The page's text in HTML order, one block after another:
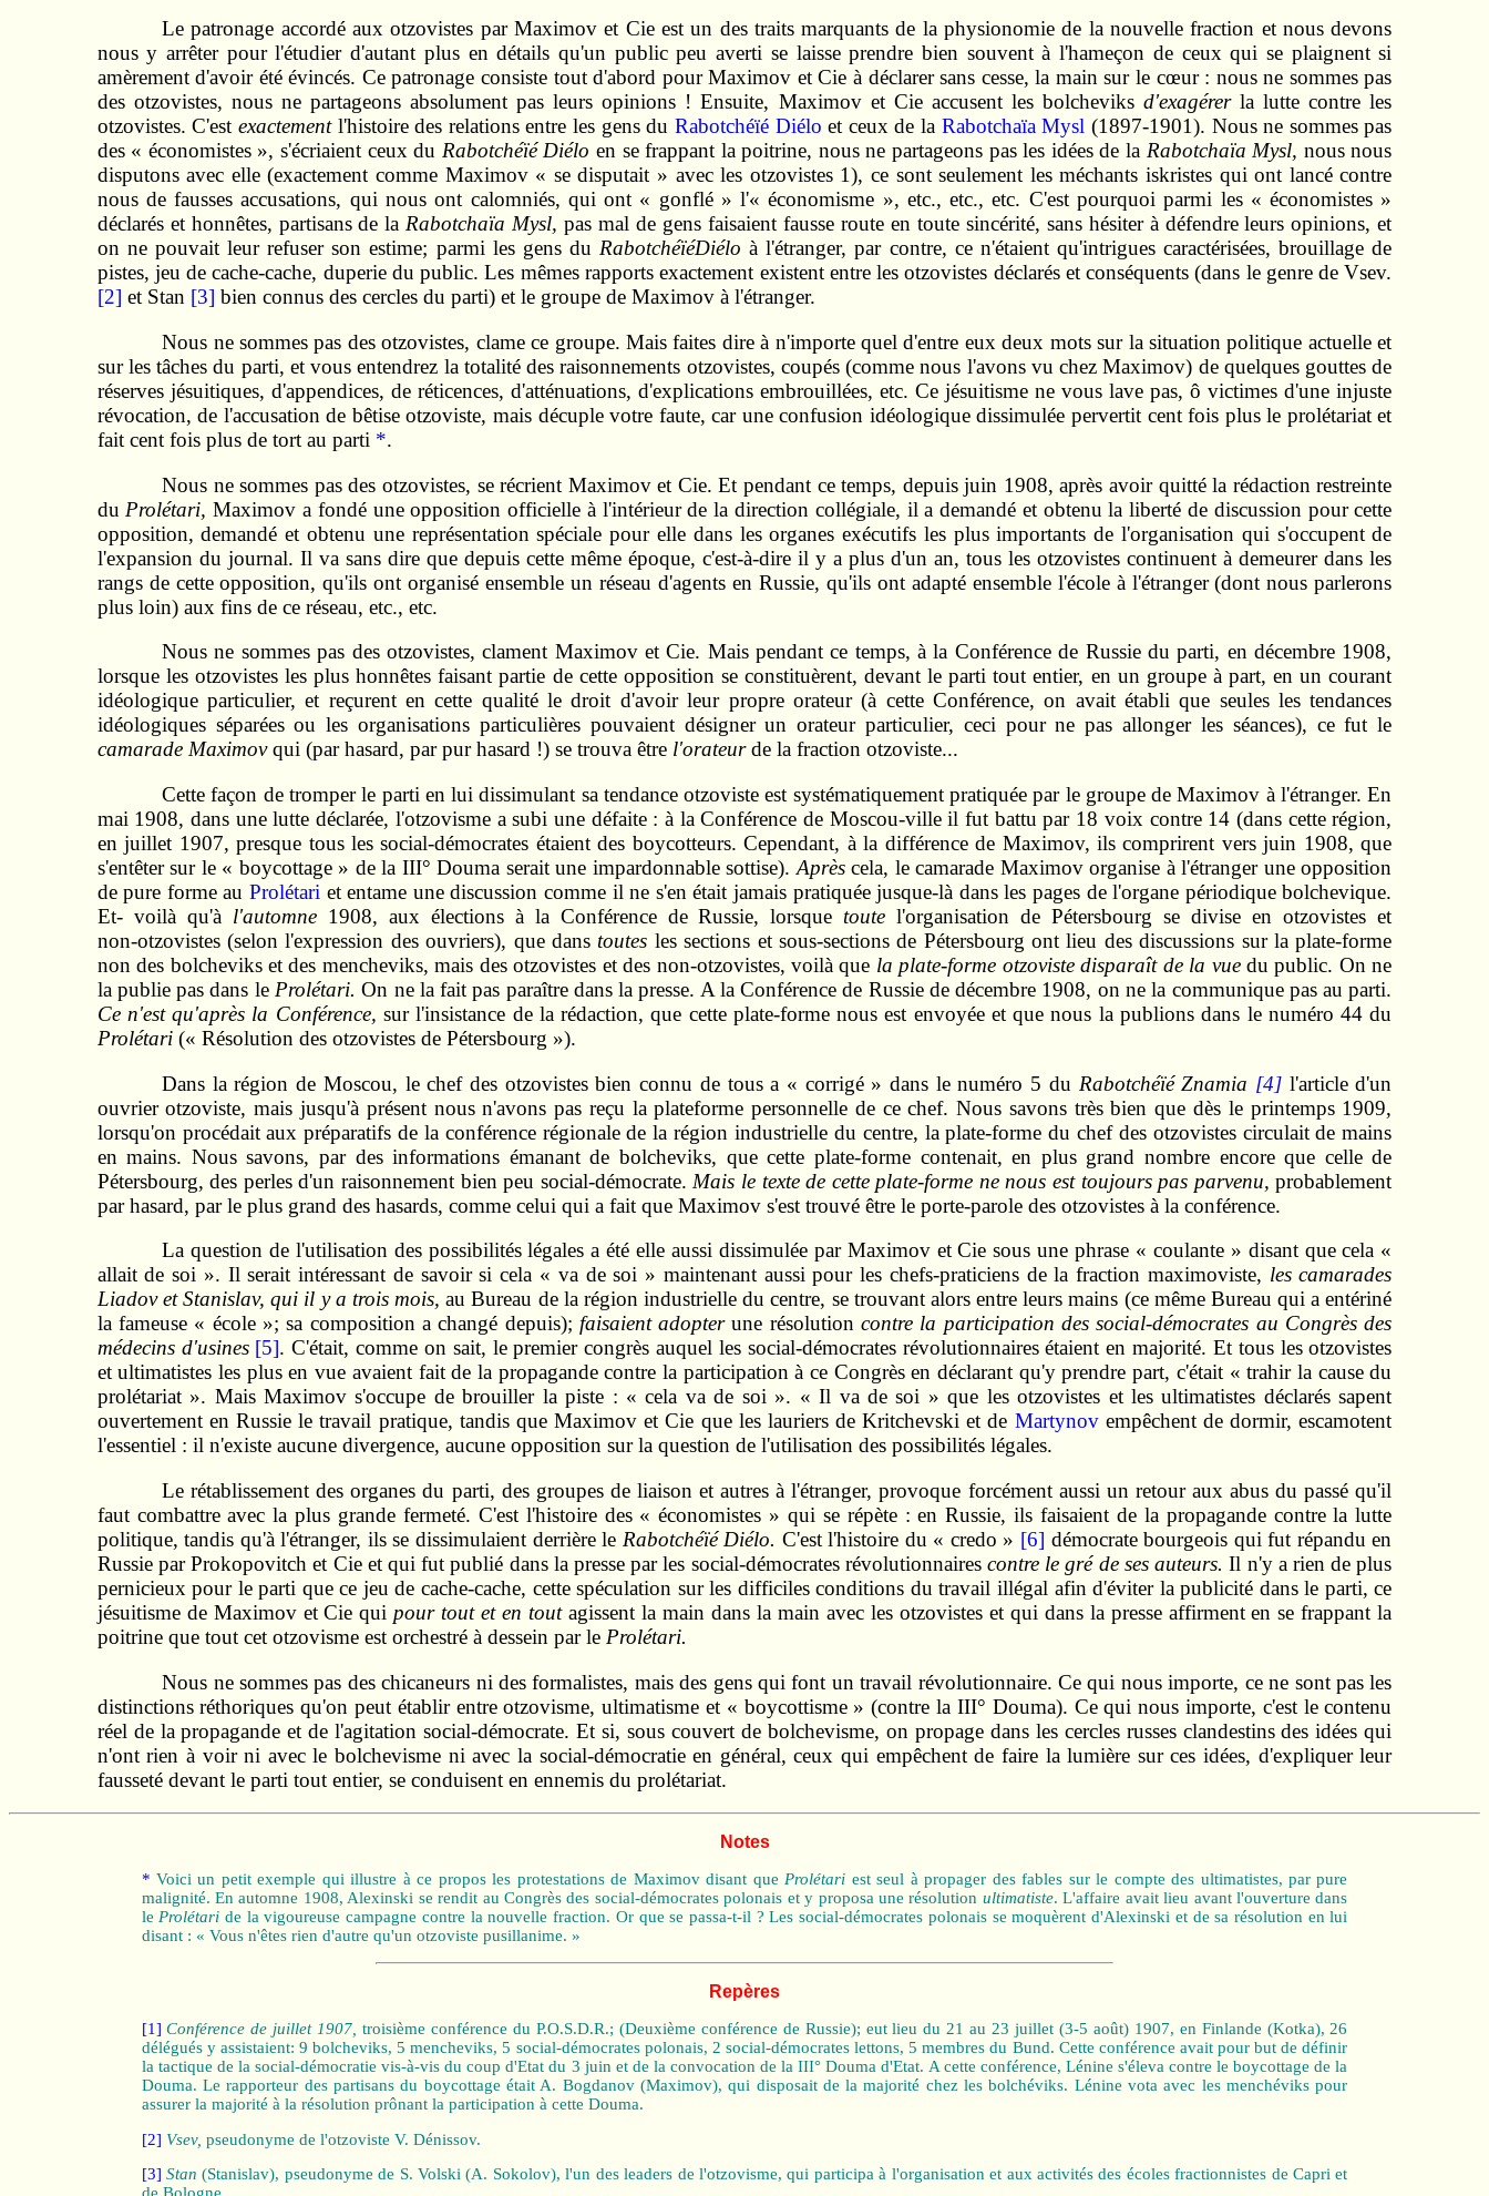
Le patronage accordé aux otzovistes par Maximov et Cie est un des traits marquants de la physionomie de la nouvelle fraction et nous devons
nous y arrêter pour l'étudier d'autant plus en détails qu'un public peu averti se laisse prendre bien souvent à l'hameçon de ceux qui se plaignent si
amèrement d'avoir été évincés. Ce patronage consiste tout d'abord pour Maximov et Cie à déclarer sans cesse, la main sur le cœur : nous ne sommes pas
des otzovistes, nous ne partageons absolument pas leurs opinions ! Ensuite, Maximov et Cie accusent les bolcheviksd'exagérerla lutte contre les
otzovistes. C'est exactement l'histoire des relations entre les gens du Rabotchéïé Diélo et ceux de la Rabotchaïa Mysl (1897‑1901). Nous ne sommes pas
des « économistes », s'écriaient ceux du Rabotchéïé Diélo en se frappant la poitrine, nous ne partageons pas les idées de la Rabotchaïa Mysl, nous nous
disputons avec elle (exactement comme Maximov « se disputait » avec les otzovistes 1), ce sont seulement les méchants iskristes qui ont lancé contre
nous de fausses accusations, qui nous ont calomniés, qui ont « gonflé » l'« économisme », etc., etc., etc. C'est pourquoi parmi les « économistes »
déclarés et honnêtes, partisans de laRabotchaïa Mysl,pas mal de gens faisaient fausse route en toute sincérité, sans hésiter à défendre leurs opinions, et
on ne pouvait leur refuser son estime; parmi les gens duRabotchéïéDiéloà l'étranger, par contre, ce n'étaient qu'intrigues caractérisées, brouillage de
pistes, jeu de cache‑cache, duperie du public. Les mêmes rapports exactement existent entre les otzovistes déclarés et conséquents (dans le genre de Vsev.
[2] et Stan [3] bien connus des cercles du parti) et le groupe de Maximov à l'étranger.
Nous ne sommes pas des otzovistes, clame ce groupe. Mais faites dire à n'importe quel d'entre eux deux mots sur la situation politique actuelle et
sur les tâches du parti, et vous entendrez la totalité des raisonnements otzovistes, coupés (comme nous l'avons vu chez Maximov) de quelques gouttes de
réserves jésuitiques, d'appendices, de réticences, d'atténuations, d'explications embrouillées, etc. Ce jésuitisme ne vous lave pas, ô victimes d'une injuste
révocation, de l'accusation de bêtise otzoviste, mais décuple votre faute, car une confusion idéologique dissimulée pervertit cent fois plus le prolétariat et
fait cent fois plus de tort au parti *.
Nous ne sommes pas des otzovistes, se récrient Maximov et Cie. Et pendant ce temps, depuis juin 1908, après avoir quitté la rédaction restreinte
du Prolétari,Maximov a fondé une opposition officielle à l'intérieur de la direction collégiale, il a demandé et obtenu la liberté de discussion pour cette
opposition, demandé et obtenu une représentation spéciale pour elle dans les organes exécutifs les plus importants de l'organisation qui s'occupent de
l'expansion du journal. Il va sans dire que depuis cette même époque, c'est‑à‑dire il y a plus d'un an, tous les otzovistes continuent à demeurer dans les
rangs de cette opposition, qu'ils ont organisé ensemble un réseau d'agents en Russie, qu'ils ont adapté ensemble l'école à l'étranger (dont nous parlerons
plus loin) aux fins de ce réseau, etc., etc.
Nous ne sommes pas des otzovistes, clament Maximov et Cie. Mais pendant ce temps, à la Conférence de Russie du parti, en décembre 1908,
lorsque les otzovistes les plus honnêtes faisant partie de cette opposition se constituèrent, devant le parti tout entier, en un groupe à part, en un courant
idéologique particulier, et reçurent en cette qualité le droit d'avoir leur propre orateur (à cette Conférence, on avait établi que seules les tendances
idéologiques séparées ou les organisations particulières pouvaient désigner un orateur particulier, ceci pour ne pas allonger les séances), ce fut le
camarade Maximovqui (par hasard, par pur hasard !) se trouva être l'orateurde la fraction otzoviste...
Cette façon de tromper le parti en lui dissimulant sa tendance otzoviste est systématiquement pratiquée par le groupe de Maximov à l'étranger. En
mai 1908, dans une lutte déclarée, l'otzovisme a subi une défaite : à la Conférence de Moscou‑ville il fut battu par 18 voix contre 14 (dans cette région,
en juillet 1907, presque tous les social-démocrates étaient des boycotteurs. Cependant, à la différence de Maximov, ils comprirent vers juin 1908, que
s'entêter sur le « boycottage » de la III° Douma serait une impardonnable sottise). Aprèscela, le camarade Maximov organise à l'étranger une opposition
de pure forme auProlétari et entame une discussion comme il ne s'en était jamais pratiquée jusque‑là dans les pages de l'organe périodique bolchevique.
Et‑ voilà qu'à l'automne 1908, aux élections à la Conférence de Russie, lorsque toutel'organisation de Pétersbourg se divise en otzovistes et
non‑otzovistes (selon l'expression des ouvriers), que dans toutes les sections et sous‑sections de Pétersbourg ont lieu des discussions sur la plate‑forme
non des bolcheviks et des mencheviks, mais des otzovistes et des non‑otzovistes, voilà que la plate‑forme otzoviste disparaît de la vue du public. On ne
la publie pas dans le Prolétari.On ne la fait pas paraître dans la presse. A la Conférence de Russie de décembre 1908, on ne la communique pas au parti.
Ce n'est qu'après la Conférence,sur l'insistance de la rédaction, que cette plate‑forme nous est envoyée et que nous la publions dans le numéro 44 du
Prolétari (« Résolution des otzovistes de Pétersbourg »).
Dans la région de Moscou, le chef des otzovistes bien connu de tous a « corrigé » dans le numéro 5 du Rabotchéïé Znamia [4]l'article d'un
ouvrier otzoviste, mais jusqu'à présent nous n'avons pas reçu la plate­forme personnelle de ce chef. Nous savons très bien que dès le printemps 1909,
lorsqu'on procédait aux préparatifs de la conférence régionale de la région industrielle du centre, la plate‑forme du chef des otzovistes circulait de mains
en mains. Nous savons, par des informations émanant de bolcheviks, que cette plate‑forme contenait, en plus grand nombre encore que celle de
Pétersbourg, des perles d'un raisonnement bien peu social‑démocrate. Mais le texte de cette plate‑forme ne nous est toujours pas parvenu,probablement
par hasard, par le plus grand des hasards, comme celui qui a fait que Maximov s'est trouvé être le porte‑parole des otzovistes à la conférence.
La question de l'utilisation des possibilités légales a été elle aussi dissimulée par Maximov et Cie sous une phrase « coulante » disant que cela «
allait de soi ». Il serait intéressant de savoir si cela « va de soi » maintenant aussi pour les chefs‑praticiens de la fraction maximoviste, les camarades
Liadov et Stanislav, qui il y a trois mois,au Bureau de la région industrielle du centre, se trouvant alors entre leurs mains (ce même Bureau qui a entériné
la fameuse « école »; sa composition a changé depuis); faisaient adopterune résolutioncontre la participation des social‑démocrates au Congrès des
médecins d'usines [5]. C'était, comme on sait, le premier congrès auquel les social‑démocrates révolutionnaires étaient en majorité. Et tous les otzovistes
et ultimatistes les plus en vue avaient fait de la propagande contre la participation à ce Congrès en déclarant qu'y prendre part, c'était « trahir la cause du
prolétariat ». Mais Maximov s'occupe de brouiller la piste : « cela va de soi ». « Il va de soi » que les otzovistes et les ultimatistes déclarés sapent
ouvertement en Russie le travail pratique, tandis que Maximov et Cie que les lauriers de Kritchevski et de Martynovempêchent de dormir, escamotent
l'essentiel : il n'existe aucune divergence, aucune opposition sur la question de l'utilisation des possibilités légales.
Le rétablissement des organes du parti, des groupes de liaison et autres à l'étranger, provoque forcément aussi un retour aux abus du passé qu'il
faut combattre avec la plus grande fermeté. C'est l'histoire des « économistes » qui se répète : en Russie, ils faisaient de la propagande contre la lutte
politique, tandis qu'à l'étranger, ils se dissimulaient derrière le Rabotchéïé Diélo. C'est l'histoire du « credo » [6] démocrate bourgeois qui fut répandu en
Russie par Prokopovitch et Cie et qui fut publié dans la presse par les social‑démocrates révolutionnairescontre le gré de ses auteurs.Il n'y a rien de plus
pernicieux pour le parti que ce jeu de cache‑cache, cette spéculation sur les difficiles conditions du travail illégal afin d'éviter la publicité dans le parti, ce
jésuitisme de Maximov et Cie qui pour tout et en toutagissent la main dans la main avec les otzovistes et qui dans la presse affirment en se frappant la
poitrine que tout cet otzovisme est orchestré à dessein par le Prolétari.
Nous ne sommes pas des chicaneurs ni des formalistes, mais des gens qui font un travail révolutionnaire. Ce qui nous importe, ce ne sont pas les
distinctions réthoriques qu'on peut établir entre otzovisme, ultimatisme et « boycottisme » (contre la III° Douma). Ce qui nous importe, c'est le contenu
réel de la propagande et de l'agitation social‑démocrate. Et si, sous couvert de bolchevisme, on propage dans les cercles russes clandestins des idées qui
n'ont rien à voir ni avec le bolchevisme ni avec la social‑démocratie en général, ceux qui empêchent de faire la lumière sur ces idées, d'expliquer leur
fausseté devant le parti tout entier, se conduisent en ennemis du prolétariat.
Notes
* Voici un petit exemple qui illustre à ce propos les protestations de Maximov disant queProlétari est seul à propager des fables sur le compte des ultimatistes, par pure
malignité. En automne 1908, Alexinski se rendit au Congrès des social‑démocrates polonais et y proposa une résolution ultimatiste. L'affaire avait lieu avant l'ouverture dans
leProlétari de la vigoureuse campagne contre la nouvelle fraction. Or que se passa‑t‑il ? Les social‑démocrates polonais se moquèrent d'Alexinski et de sa résolution en lui
disant : « Vous n'êtes rien d'autre qu'un otzoviste pusillanime. »
Repères
[1] Conférence de juillet 1907,troisième conférence du P.O.S.D.R.; (Deuxième conférence de Russie); eut lieu du 21 au 23 juillet (3-5 août) 1907, en Finlande (Kotka), 26
délégués y assistaient: 9 bolcheviks, 5 mencheviks, 5 social‑démocrates polonais, 2 social‑démocrates lettons, 5 membres du Bund. Cette conférence avait pour but de définir
la tactique de la social‑démocratie vis‑à‑vis du coup d'Etat du 3 juin et de la convocation de la III° Douma d'Etat. A cette conférence, Lénine s'éleva contre le boycottage de la
Douma. Le rapporteur des partisans du boycottage était A. Bogdanov (Maximov), qui disposait de la majorité chez les bolchéviks. Lénine vota avec les menchéviks pour
assurer la majorité à la résolution prônant la participation à cette Douma.
[2] Vsev, pseudonyme de l'otzoviste V. Dénissov.
[3] Stan(Stanislav), pseudonyme de S. Volski (A. Sokolov), l'un des leaders de l'otzovisme, qui participa à l'organisation et aux activités des écoles fractionnistes de Capri et